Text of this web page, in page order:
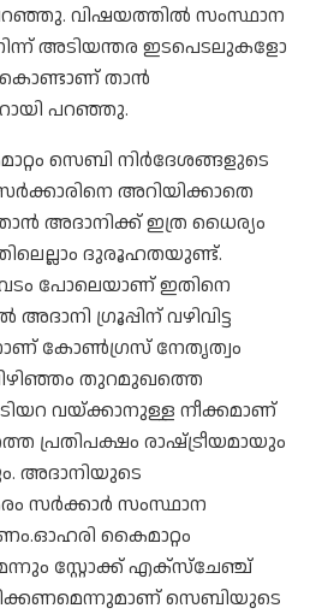
വിഷയത്തിൽ സംസ്ഥാന
അടിയന്തര ഇടപെടലുകളോ
താൻ
പറഞ്ഞു.
സെബി നിർദേശങ്ങളുടെ
അറിയിക്കാതെ
അദാനിക്ക് ഇത്ര ധൈര്യം
ദുരൂഹതയുണ്ട്.
പോലെയാണ് ഇതിനെ
ഗ്രൂപ്പിന് വഴിവിട്ട
കോൺഗ്രസ് നേതൃത്വം
തുറമുഖത്തെ
വയ്‌ക്കാനുള്ള നീക്കമാണ്
പ്രതിപക്ഷം രാഷ്‌ട്രീയമായും
അദാനിയുടെ
സർക്കാർ സംസ്ഥാന
കൈമാറ്റം
സ്റ്റോക്ക് എക്‌സ്‌ചേഞ്ച്
സെബിയുടെ